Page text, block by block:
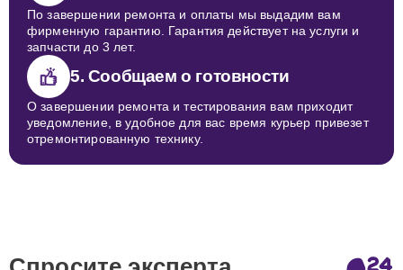
По завершении ремонта и оплаты мы выдадим вам
фирменную гарантию. Гарантия действует на услуги и
запчасти до 3 лет.
5. Сообщаем о готовности
О завершении ремонта и тестирования вам приходит
уведомление, в удобное для вас время курьер привезет
отремонтированную технику.